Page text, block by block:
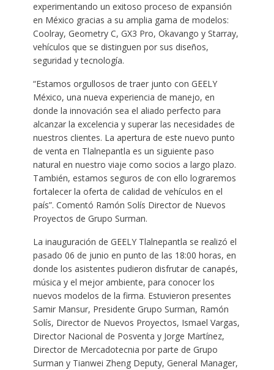
experimentando un exitoso proceso de expansión
en México gracias a su amplia gama de modelos:
Coolray, Geometry C, GX3 Pro, Okavango y Starray,
vehículos que se distinguen por sus diseños,
seguridad y tecnología.
“Estamos orgullosos de traer junto con GEELY
México, una nueva experiencia de manejo, en
donde la innovación sea el aliado perfecto para
alcanzar la excelencia y superar las necesidades de
nuestros clientes. La apertura de este nuevo punto
de venta en Tlalnepantla es un siguiente paso
natural en nuestro viaje como socios a largo plazo.
También, estamos seguros de con ello lograremos
fortalecer la oferta de calidad de vehículos en el
país”. Comentó Ramón Solís Director de Nuevos
Proyectos de Grupo Surman.
La inauguración de GEELY Tlalnepantla se realizó el
pasado 06 de junio en punto de las 18:00 horas, en
donde los asistentes pudieron disfrutar de canapés,
música y el mejor ambiente, para conocer los
nuevos modelos de la firma. Estuvieron presentes
Samir Mansur, Presidente Grupo Surman, Ramón
Solís, Director de Nuevos Proyectos, Ismael Vargas,
Director Nacional de Posventa y Jorge Martínez,
Director de Mercadotecnia por parte de Grupo
Surman y Tianwei Zheng Deputy, General Manager,